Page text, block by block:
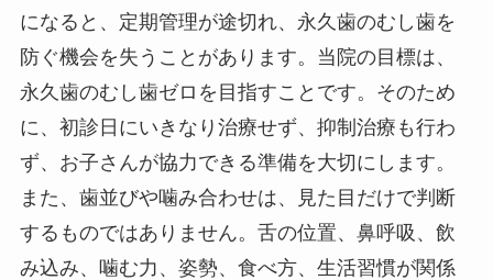
になると、定期管理が途切れ、永久歯のむし歯を
防ぐ機会を失うことがあります。当院の目標は、
永久歯のむし歯ゼロを目指すことです。そのため
に、初診日にいきなり治療せず、抑制治療も行わ
ず、お子さんが協力できる準備を大切にします。
また、歯並びや噛み合わせは、見た目だけで判断
するものではありません。舌の位置、鼻呼吸、飲
み込み、噛む力、姿勢、食べ方、生活習慣が関係